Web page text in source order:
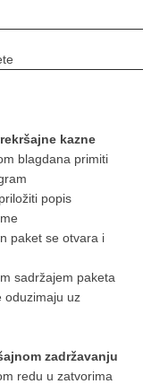
kazne
blagdana primiti
popis
paket se otvara i
sadržajem paketa
oduzimaju uz
zadržavanju
redu u zatvorima